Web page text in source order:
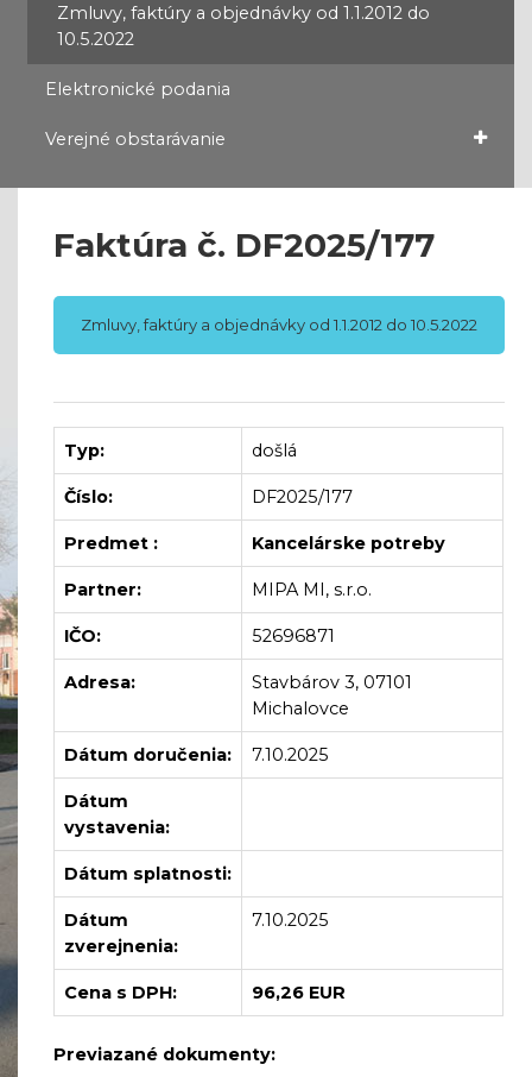
Zmluvy, faktúry a objednávky od 1.1.2012 do
10.5.2022
Elektronické podania
Verejné obstarávanie
Faktúra č. DF2025/177
Zmluvy, faktúry a objednávky od 1.1.2012 do 10.5.2022
Typ: došlá
Číslo: DF2025/177
Predmet : Kancelárske potreby
Partner: MIPA MI, s.r.o.
IČO: 52696871
Adresa:
Stavbárov 3, 07101
Michalovce
Dátum doručenia: 7.10.2025
Dátum
vystavenia:
Dátum splatnosti:
Dátum
zverejnenia:
7.10.2025
Cena s DPH: 96,26 EUR
Previazané dokumenty: